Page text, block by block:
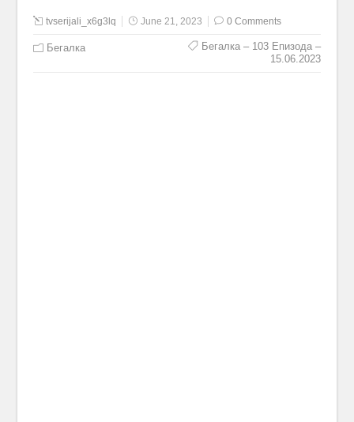
tvserijali_x6g3lq June 21, 2023 0 Comments
Бегалка
Бегалка – 103 Епизода –
15.06.2023